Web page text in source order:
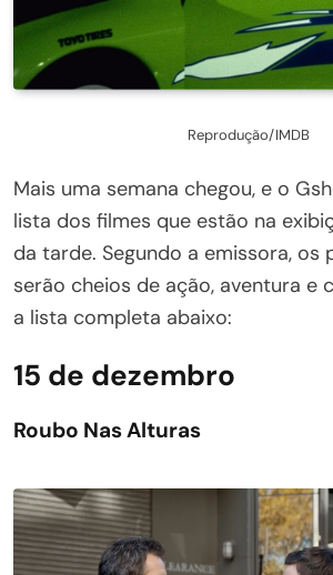
Reprodução/IMDB
Mais uma semana chegou, e o
lista dos filmes que estão na
da tarde. Segundo a emissora, os
serão cheios de ação, aventura e
a lista completa abaixo:
15 de dezembro
Roubo Nas Alturas